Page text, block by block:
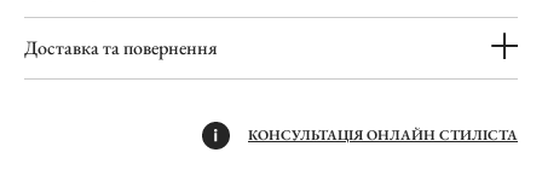
Доставка та повернення
КОНСУЛЬТАЦІЯ ОНЛАЙН СТИЛІСТА